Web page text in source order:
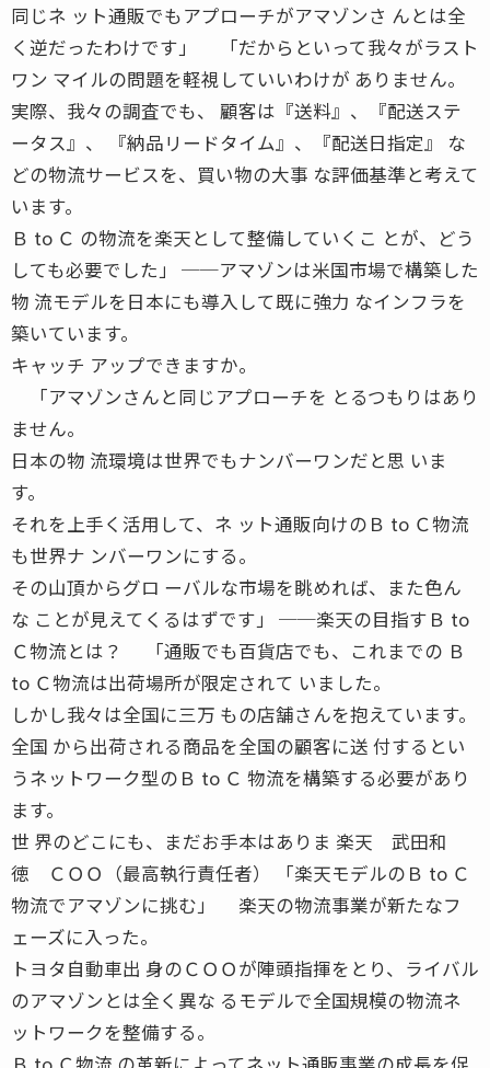
同じネ ット通販でもアプローチがアマゾンさ んとは全
く逆だったわけです」 「だからといって我々がラスト
ワン マイルの問題を軽視していいわけが ありません。
実際、我々の調査でも、 顧客は『送料』、『配送ステ
ータス』、 『納品リードタイム』、『配送日指定』 な
どの物流サービスを、買い物の大事 な評価基準と考えて
います。
Ｂ to Ｃ の物流を楽天として整備していくこ とが、どう
しても必要でした」 ──アマゾンは米国市場で構築した
物 流モデルを日本にも導入して既に強力 なインフラを
築いています。
キャッチ アップできますか。
「アマゾンさんと同じアプローチを とるつもりはあり
ません。
日本の物 流環境は世界でもナンバーワンだと思 いま
す。
それを上手く活用して、ネ ット通販向けのＢ to Ｃ物流
も世界ナ ンバーワンにする。
その山頂からグロ ーバルな市場を眺めれば、また色ん
な ことが見えてくるはずです」 ──楽天の目指すＢ to
Ｃ物流とは？ 「通販でも百貨店でも、これまでの Ｂ
to Ｃ物流は出荷場所が限定されて いました。
しかし我々は全国に三万 もの店舗さんを抱えています。
全国 から出荷される商品を全国の顧客に送 付するとい
うネットワーク型のＢ to Ｃ 物流を構築する必要があり
ます。
世 界のどこにも、まだお手本はありま 楽天 武田和
徳 ＣＯＯ（最高執行責任者） 「楽天モデルのＢ to Ｃ
物流でアマゾンに挑む」 楽天の物流事業が新たなフ
ェーズに入った。
トヨタ自動車出 身のＣＯＯが陣頭指揮をとり、ライバル
のアマゾンとは全く異な るモデルで全国規模の物流ネ
ットワークを整備する。